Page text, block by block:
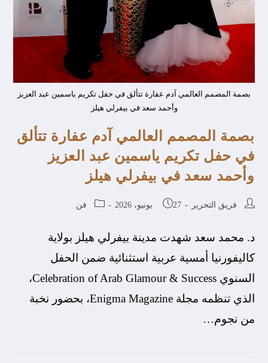
بصمة المصمم العالمي آدم عفارة تتألق في حفل تكريم ياسمين عبد العزيز
وأحمد سعد في بيفرلي هيلز
بصمة المصمم العالمي آدم عفارة تتألق
في حفل تكريم ياسمين عبد العزيز
وأحمد سعد في بيفرلي هيلز
فريق التحرير 27 يونيو، 2026 فن
د. محمد سعد شهدت مدينة بيفرلي هيلز بولاية
كاليفورنيا أمسية عربية استثنائية ضمن الحفل
السنوي Celebration of Arab Glamour & Success،
الذي تنظمه مجلة Enigma Magazine، بحضور نخبة
من نجوم…